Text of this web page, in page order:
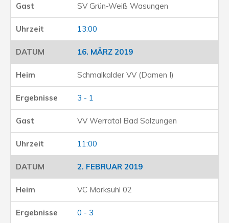
SV Grün-Weiß Wasungen
13:00
16. MÄRZ 2019
Schmalkalder VV (Damen I)
3 - 1
VV Werratal Bad Salzungen
11:00
2. FEBRUAR 2019
VC Marksuhl 02
0 - 3